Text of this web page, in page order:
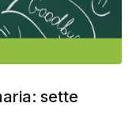
sette